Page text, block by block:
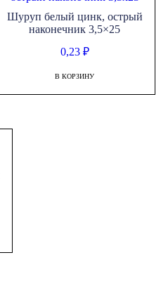
Шуруп белый цинк, острый
наконечник 3,5×25
0,23 ₽
В КОРЗИНУ